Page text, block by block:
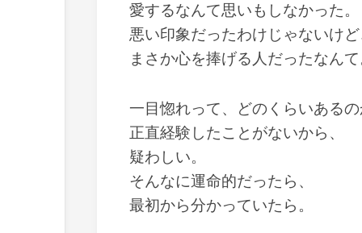
愛するなんて思いもしなかった。
悪い印象だったわけじゃないけ
まさか心を捧げる人だったなん
一目惚れって、どのくらいある
正直経験したことがないから、
疑わしい。
そんなに運命的だったら、
最初から分かっていたら。